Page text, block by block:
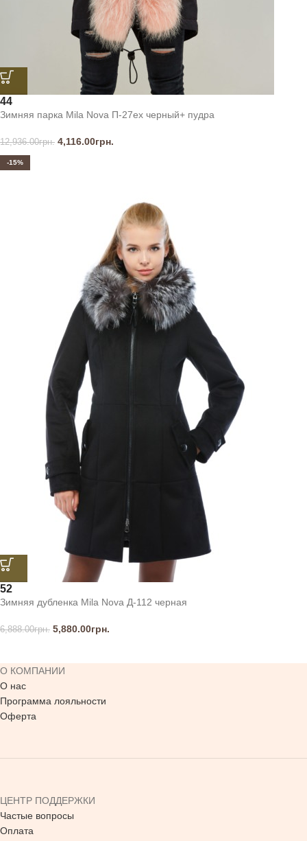
44
Зимняя парка Mila Nova П-27ех черный+ пудра
12,936.00грн. 4,116.00грн.
-15%
52
Зимняя дубленка Mila Nova Д-112 черная
6,888.00грн. 5,880.00грн.
О КОМПАНИИ
О нас
Программа лояльности
Оферта
ЦЕНТР ПОДДЕРЖКИ
Частые вопросы
Оплата